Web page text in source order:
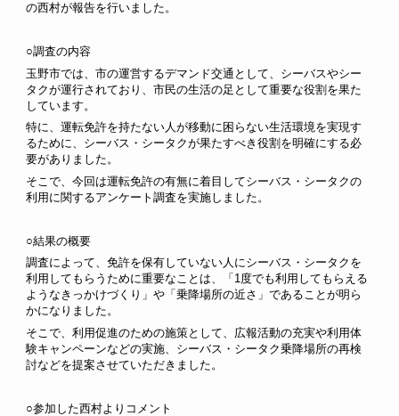
の西村が報告を行いました。
○調査の内容
玉野市では、市の運営するデマンド交通として、シーバスやシー
タクが運行されており、市民の生活の足として重要な役割を果た
しています 。
特に、運転免許を持たない人が移動に困らない生活環境を実現す
るために、シーバス・シータクが果たすべき役割を明確にする必
要がありました。
そこで、今回は運転免許の有無に着目してシーバス・シータクの
利用に関するアンケート調査を実施しました。
○結果の概要
調査によって、免許を保有していない人にシーバス・シータクを
利用してもらうために重要なことは、「1度でも利用してもらえる
ようなきっかけづくり」や「乗降場所の近さ」であることが明ら
かになりました。
そこで、利用促進のための施策として、広報活動の充実や利用体
験キャンペーンなどの実施、シーバス・シータク乗降場所の再検
討などを提案させていただきました。
○参加した西村よりコメント